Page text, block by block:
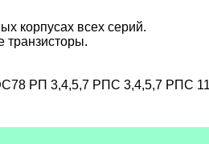
корпусах всех серий.
транзисторы.
РП 3,4,5,7 РПС 3,4,5,7 РПС